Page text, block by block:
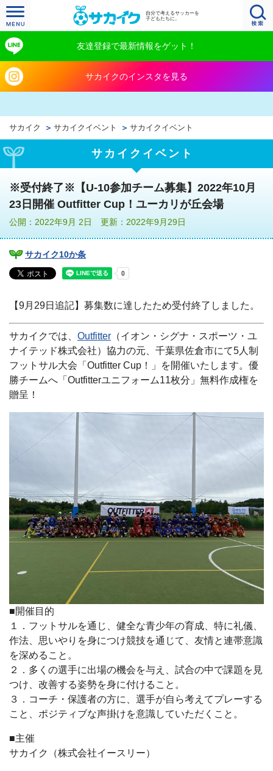
自分で考えるサッカーを
子どもたちに。
友達登録で最新情報をゲット！
サカイクのインスタを見る
サカイク サカイクイベント サカイクイベント
サカイクイベント
※受付終了※【U-10参加チーム募集】2022年10月
23日開催 Outfitter Cup！ユーカリが丘会場
公開：2022年9月 2日 更新：2022年9月29日
サカイク10か条
【9月29日追記】募集数に達したため受付終了しました。
サカイクでは、 Outfitter （イオン・シグナ・スポーツ・ユ
ナイテッド株式会社）協力の元、千葉県佐倉市にて5人制
フットサル大会「Outfitter Cup！」を開催いたします。優
勝チームへ「Outfitterユニフォーム11枚分」無料作成権を
贈呈！
■開催目的
１．フットサルを通じ、健全な青少年の育成、特に礼儀、
作法、思いやりを身につけ競技を通じて、友情と連帯意識
を深めること。
２．多くの選手に出場の機会を与え、試合の中で課題を見
つけ、改善する姿勢を身に付けること。
３．コーチ・保護者の方に、選手が自ら考えてプレーする
こと、ポジティブな声掛けを意識していただくこと。
■主催
サカイク（株式会社イースリー）